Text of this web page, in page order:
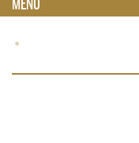
•
MENU